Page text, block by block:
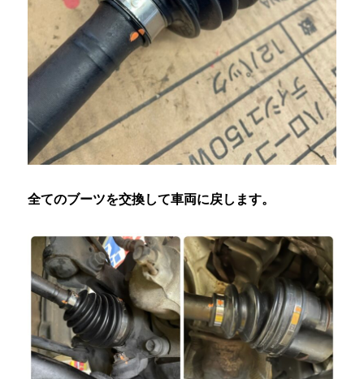
全てのブーツを交換して車両に戻します。